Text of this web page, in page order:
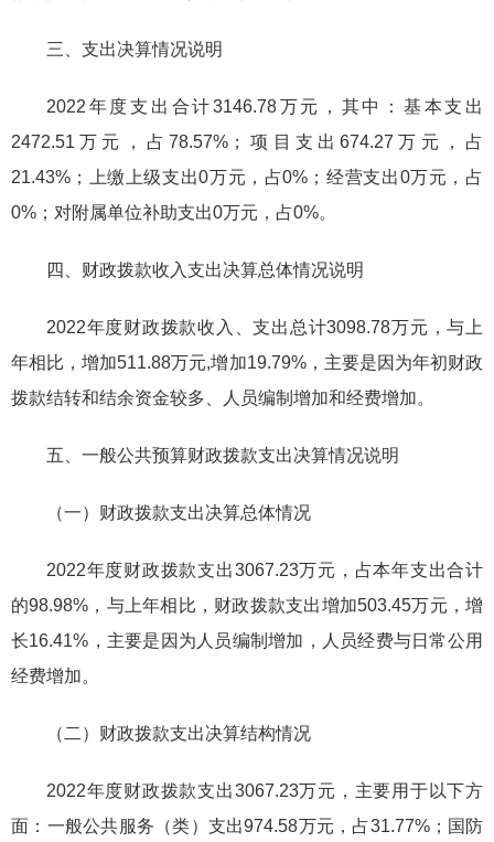
三、支出决算情况说明
2022年度支出合计3146.78万元，其中：基本支出
2472.51万元，占78.57%；项目支出674.27万元，占
21.43%；上缴上级支出0万元，占0%；经营支出0万元，占
0%；对附属单位补助支出0万元，占0%。
四、财政拨款收入支出决算总体情况说明
2022年度财政拨款收入、支出总计3098.78万元，与上
年相比，增加511.88万元,增加19.79%，主要是因为年初财政
拨款结转和结余资金较多、人员编制增加和经费增加。
五、一般公共预算财政拨款支出决算情况说明
（一）财政拨款支出决算总体情况
2022年度财政拨款支出3067.23万元，占本年支出合计
的98.98%，与上年相比，财政拨款支出增加503.45万元，增
长16.41%，主要是因为人员编制增加，人员经费与日常公用
经费增加。
（二）财政拨款支出决算结构情况
2022年度财政拨款支出3067.23万元，主要用于以下方
面：一般公共服务（类）支出974.58万元，占31.77%；国防